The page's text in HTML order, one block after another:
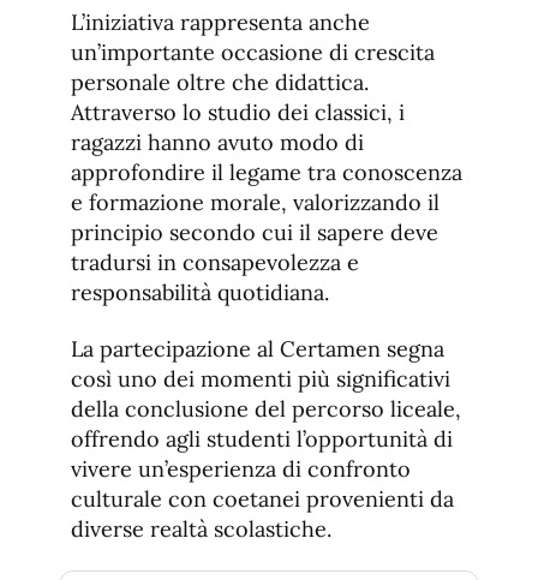
L’iniziativa rappresenta anche
un’importante occasione di crescita
personale oltre che didattica.
Attraverso lo studio dei classici, i
ragazzi hanno avuto modo di
approfondire il legame tra conoscenza
e formazione morale, valorizzando il
principio secondo cui il sapere deve
tradursi in consapevolezza e
responsabilità quotidiana.
La partecipazione al Certamen segna
così uno dei momenti più significativi
della conclusione del percorso liceale,
offrendo agli studenti l’opportunità di
vivere un’esperienza di confronto
culturale con coetanei provenienti da
diverse realtà scolastiche.